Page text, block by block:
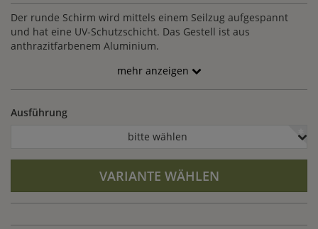
Der runde Schirm wird mittels einem Seilzug aufgespannt
und hat eine UV-Schutzschicht. Das Gestell ist aus
anthrazitfarbenem Aluminium.
mehr anzeigen
Ausführung
bitte wählen
VARIANTE WÄHLEN